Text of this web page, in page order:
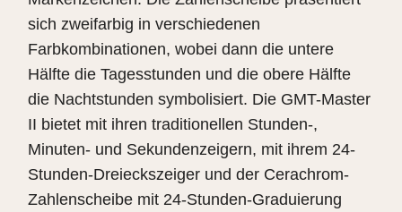
sich zweifarbig in verschiedenen
Farbkombinationen, wobei dann die untere
Hälfte die Tagesstunden und die obere Hälfte
die Nachtstunden symbolisiert. Die GMT-Master
II bietet mit ihren traditionellen Stunden-,
Minuten- und Sekundenzeigern, mit ihrem 24-
Stunden-Dreieckszeiger und der Cerachrom-
Zahlenscheibe mit 24-Stunden-Graduierung